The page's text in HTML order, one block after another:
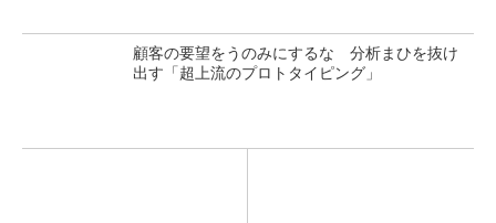
顧客の要望をうのみにするな 分析まひを抜け
出す「超上流のプロトタイピング」